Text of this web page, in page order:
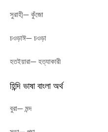
সুরাহী্— কুঁজো
চওড়াঈ— চওড়া
হতইয়ারা— হত্যাকারী
হিন্দি ভাষা বাংলা অর্থ
বুরা— মন্দ